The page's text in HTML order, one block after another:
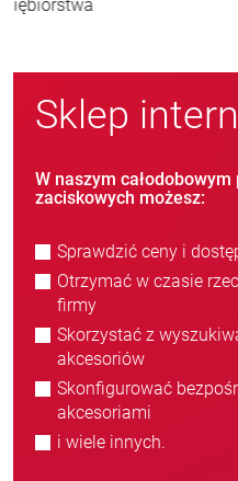
Sklep
W naszym
zaciskowych możesz:
Sprawdzić ceny i
Otrzymać w czasie
firmy
Skorzystać z
akcesoriów
Skonfigurować
akcesoriami
i wiele innych.